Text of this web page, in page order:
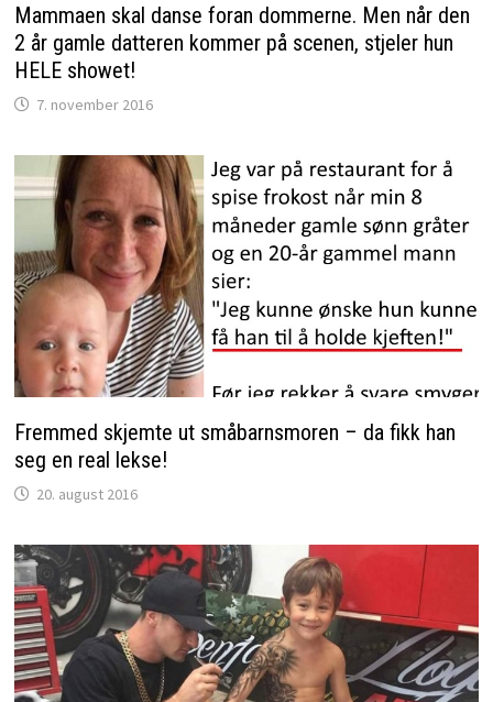
Mammaen skal danse foran dommerne. Men når den
2 år gamle datteren kommer på scenen, stjeler hun
HELE showet!
7. november 2016
Fremmed skjemte ut småbarnsmoren – da fikk han
seg en real lekse!
20. august 2016